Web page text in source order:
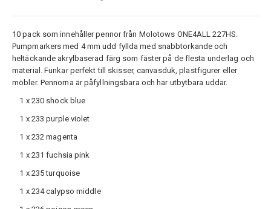
10 pack som innehåller pennor från Molotows ONE4ALL 227HS.
Pumpmarkers med 4 mm udd fyllda med snabbtorkande och
heltäckande akrylbaserad färg som fäster på de flesta underlag och
material. Funkar perfekt till skisser, canvasduk, plastfigurer eller
möbler. Pennorna är påfyllningsbara och har utbytbara uddar.
1 x 230 shock blue
1 x 233 purple violet
1 x 232 magenta
1 x 231 fuchsia pink
1 x 235 turquoise
1 x 234 calypso middle